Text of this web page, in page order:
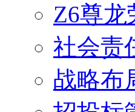
Z6尊龙
社会责
战略布